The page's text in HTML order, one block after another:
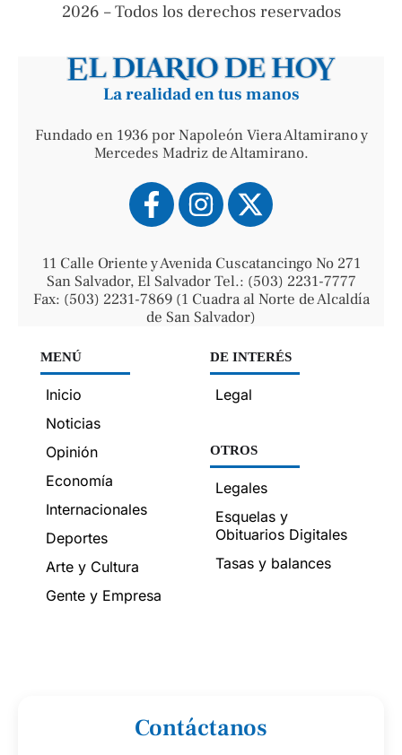
2026 – Todos los derechos reservados
La realidad en tus manos
Fundado en 1936 por Napoleón Viera Altamirano y
Mercedes Madriz de Altamirano.
11 Calle Oriente y Avenida Cuscatancingo No 271
San Salvador, El Salvador Tel.: (503) 2231-7777
Fax: (503) 2231-7869 (1 Cuadra al Norte de Alcaldía
de San Salvador)
MENÚ
Inicio
Noticias
Opinión
Economía
Internacionales
Deportes
Arte y Cultura
Gente y Empresa
DE INTERÉS
Legal
OTROS
Legales
Esquelas y
Obituarios Digitales
Tasas y balances
Contáctanos